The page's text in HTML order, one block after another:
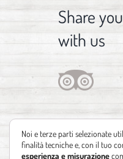
Share
with us
Noi e terze parti selezionate
finalità tecniche e, con il tuo
esperienza e misurazione